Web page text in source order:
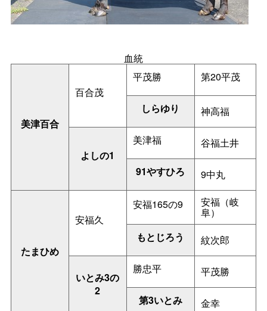
血統
美津百合
百合茂
平茂勝 第20平茂
しらゆり 神高福
よしの1
美津福 谷福土井
91やすひろ 9中丸
たまひめ
安福久
安福165の9 安福（岐
阜）
もとじろう
紋次郎
いとみ3の
2
勝忠平 平茂勝
第3いとみ 金幸